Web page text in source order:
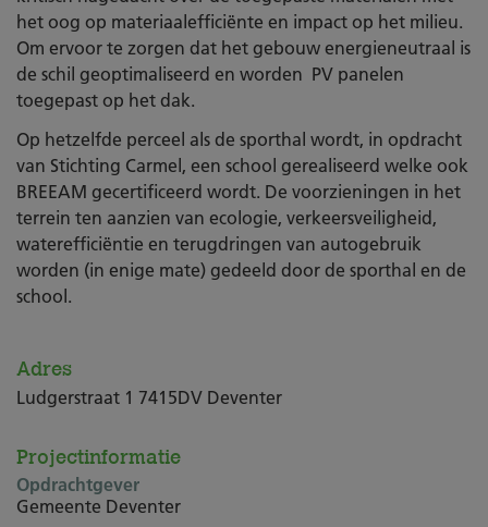
het oog op materiaalefficiënte en impact op het milieu.
Om ervoor te zorgen dat het gebouw energieneutraal is
de schil geoptimaliseerd en worden PV panelen
toegepast op het dak.
Op hetzelfde perceel als de sporthal wordt, in opdracht
van Stichting Carmel, een school gerealiseerd welke ook
BREEAM gecertificeerd wordt. De voorzieningen in het
terrein ten aanzien van ecologie, verkeersveiligheid,
waterefficiëntie en terugdringen van autogebruik
worden (in enige mate) gedeeld door de sporthal en de
school.
Adres
Ludgerstraat 1 7415DV Deventer
Projectinformatie
Opdrachtgever
Gemeente Deventer